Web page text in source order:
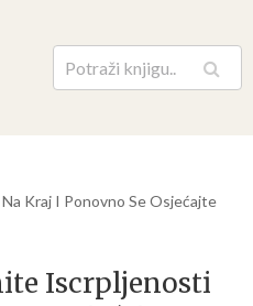
Pretraga
Kraj I Ponovno Se Osjećajte
Iscrpljenosti